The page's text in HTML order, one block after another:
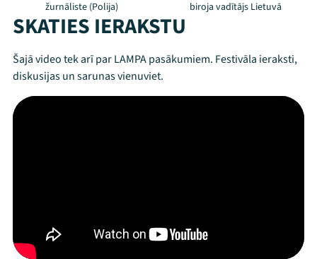
žurnāliste (Polija)
biroja vadītājs Lietuvā
SKATIES IERAKSTU
Šajā video tek arī par LAMPA pasākumiem. Festivāla ieraksti,
diskusijas un sarunas vienuviet.